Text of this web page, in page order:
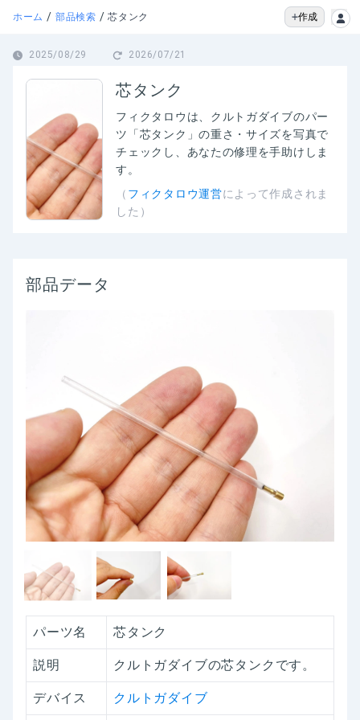
ホーム / 部品検索 / 芯タンク 作成
2025/08/29 2026/07/21
芯タンク
フィクタロウは、 クルトガダイブのパー
ツ「芯タンク」の重さ・サイズを写真で
チェックし、あなたの修理を手助けしま
す。
（ フィクタロウ運営によって作成されま
した）
部品データ
パーツ名 芯タンク
説明 クルトガダイブの芯タンクです。
デバイス クルトガダイブ